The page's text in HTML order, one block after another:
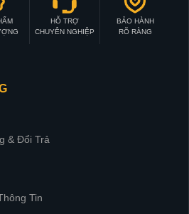
HỖ TRỢ
CHUYÊN NGHIỆP
BẢO HÀNH
RÕ RÀNG
& Đổi Trả
Tin